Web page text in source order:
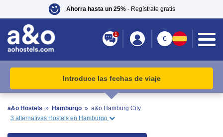
Ahorra hasta un 25%- Regístrate gratis
1
€
Introduce las fechas de viaje
a&o Hostels » Hamburgo » a&o Hamburg City
3 alternativas Hostels en Hamburgo